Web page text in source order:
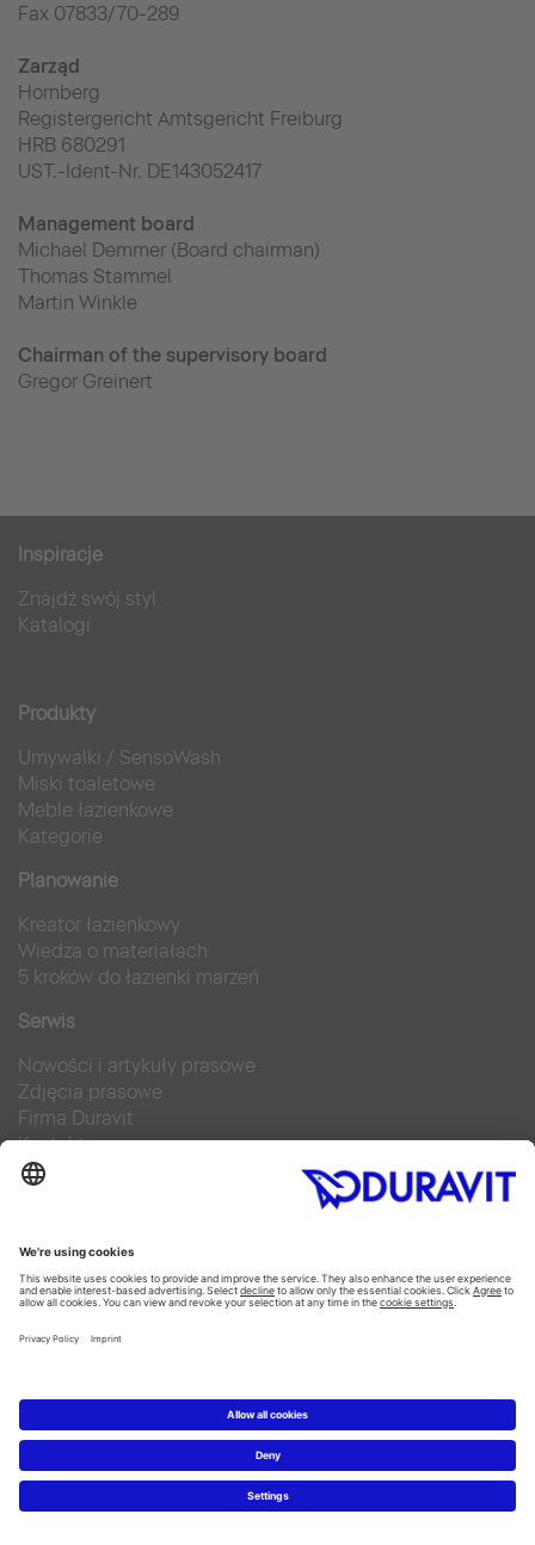
Fax 07833/70-289
Zarząd
Hornberg
Registergericht Amtsgericht Freiburg
HRB 680291
UST.-Ident-Nr. DE143052417
Management board
Michael Demmer (Board chairman)
Thomas Stammel
Martin Winkle
Chairman of the supervisory board
Gregor Greinert
Inspiracje
Znajdź swój styl
Katalogi
Produkty
Umywalki / SensoWash
Miski toaletowe
Meble łazienkowe
Kategorie
Planowanie
Kreator łazienkowy
Wiedza o materiałach
5 kroków do łazienki marzeń
Serwis
Nowości i artykuły prasowe
Zdjęcia prasowe
Firma Duravit
Kontakt
Najczęściej zadawane pytania
Facebook
Instagram
Pinterest
Blog
Flickr
Copyright © 2026 Duravit AG
Imprint|Polityka prywatności|Ustawienia plików cookie